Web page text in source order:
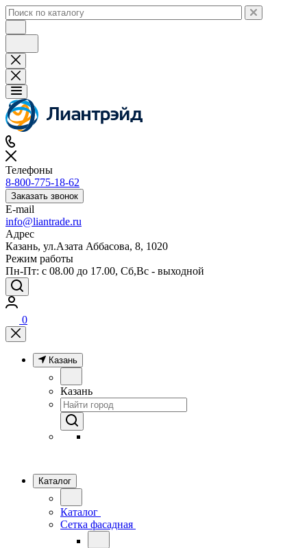
Телефоны
8-800-775-18-62
Заказать звонок
E-mail
info@liantrade.ru
Адрес
Казань, ул.Азата Аббасова, 8, 1020
Режим работы
Пн-Пт: c 08.00 до 17.00, Cб,Вс - выходной
0
Казань
Казань
Каталог
Каталог
Сетка фасадная